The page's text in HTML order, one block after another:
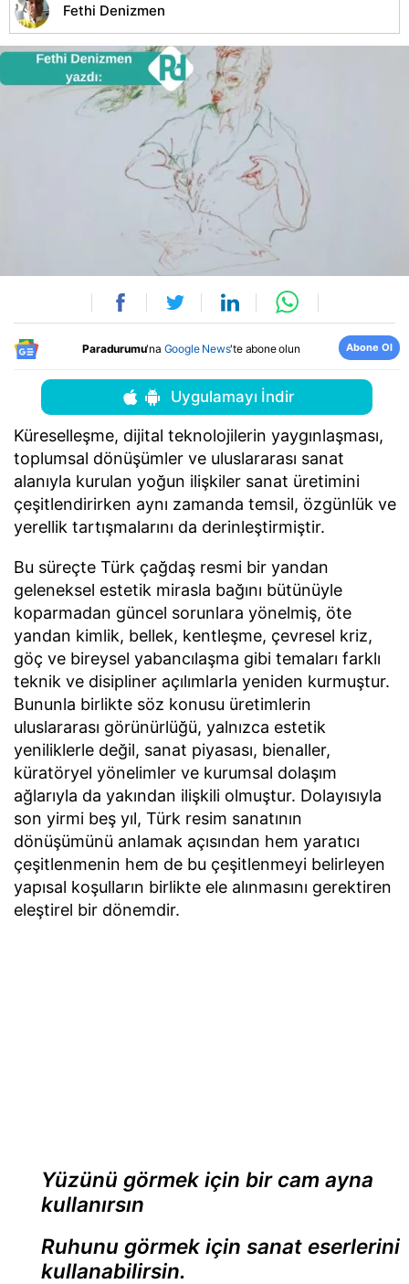
Fethi Denizmen
Paradurumu'na Google News'te abone olun Abone Ol
Uygulamayı İndir
Küreselleşme, dijital teknolojilerin yaygınlaşması,
toplumsal dönüşümler ve uluslararası sanat
alanıyla kurulan yoğun ilişkiler sanat üretimini
çeşitlendirirken aynı zamanda temsil, özgünlük ve
yerellik tartışmalarını da derinleştirmiştir.
Bu süreçte Türk çağdaş resmi bir yandan
geleneksel estetik mirasla bağını bütünüyle
koparmadan güncel sorunlara yönelmiş, öte
yandan kimlik, bellek, kentleşme, çevresel kriz,
göç ve bireysel yabancılaşma gibi temaları farklı
teknik ve disipliner açılımlarla yeniden kurmuştur.
Bununla birlikte söz konusu üretimlerin
uluslararası görünürlüğü, yalnızca estetik
yeniliklerle değil, sanat piyasası, bienaller,
küratöryel yönelimler ve kurumsal dolaşım
ağlarıyla da yakından ilişkili olmuştur. Dolayısıyla
son yirmi beş yıl, Türk resim sanatının
dönüşümünü anlamak açısından hem yaratıcı
çeşitlenmenin hem de bu çeşitlenmeyi belirleyen
yapısal koşulların birlikte ele alınmasını gerektiren
eleştirel bir dönemdir.
Yüzünü görmek için bir cam ayna
kullanırsın
Ruhunu görmek için sanat eserlerini
kullanabilirsin.